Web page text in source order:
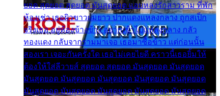
ยอด สุดยอด สุดยอด มันสุดยอด แอบหลงรักสาวราม ที่พัก
ห้องเช่า เธอผิวขาวผมยาว ปากแดงแหลงกลาง ถูกสเป็ก
จริงเธอ อยู่ห้องข้างข้าง อยากเข้าไปแหลงกลาง กลัว
ทองแดง กลับจากรามมาเจอ เธอมาซื้อข้าว แต่ก่อนนั้น
สองเรา เจอะกันครั้งใด เธอไม่เคยไยดี คราวนี้เธอยิ้มให้
ต้องให้ใส่ลีวายส์ สุดยอด สุดยอด มันสุดยอด มันสุดยอด
มันสุดยอด มันสุดยอด มันสุดยอด มันสุดยอด มันสุดยอด
มันสุดยอด มันสุดยอด มันสุดยอด มันสุดยอด มันสุดยอด